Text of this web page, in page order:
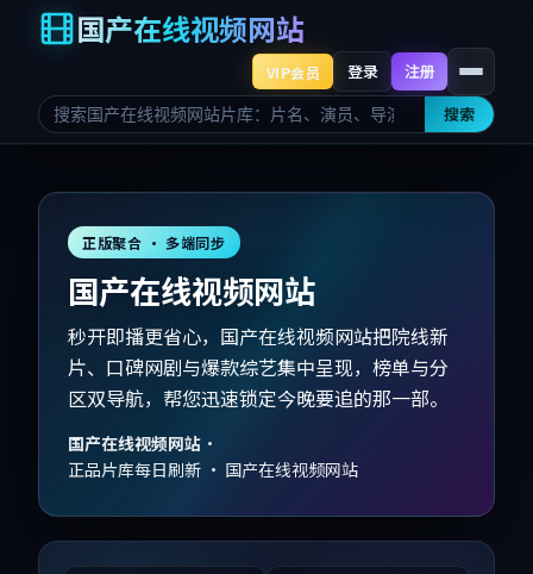
国产在线视频网站
搜索
VIP会员 登录 注册
正版聚合 · 多端同步
国产在线视频网站
秒开即播更省心，国产在线视频网站把院线新
片、口碑网剧与爆款综艺集中呈现，榜单与分
区双导航，帮您迅速锁定今晚要追的那一部。
国产在线视频网站 ·
正品片库每日刷新 · 国产在线视频网站